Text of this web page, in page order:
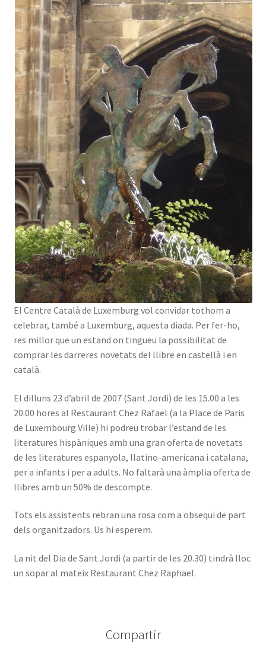
El Centre Català de Luxemburg vol convidar tothom a
celebrar, també a Luxemburg, aquesta diada. Per fer-ho,
res millor que un estand on tingueu la possibilitat de
comprar les darreres novetats del llibre en castellà i en
català.
El dilluns 23 d’abril de 2007 (Sant Jordi) de les 15.00 a les
20.00 hores al Restaurant Chez Rafael (a la Place de Paris
de Luxembourg Ville) hi podreu trobar l’estand de les
literatures hispàniques amb una gran oferta de novetats
de les literatures espanyola, llatino-americana i catalana,
per a infants i per a adults. No faltarà una àmplia oferta de
llibres amb un 50% de descompte.
Tots els assistents rebran una rosa com a obsequi de part
dels organitzadors. Us hi esperem.
La nit del Dia de Sant Jordi (a partir de les 20.30) tindrà lloc
un sopar al mateix Restaurant Chez Raphael.
Compartir